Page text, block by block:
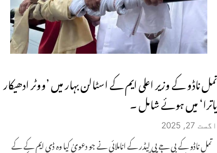
تمل ناڈو کے وزیر اعلی ایم کے اسٹالن بہار میں ’ووٹر ادھیکار
یاترا‘ میں ہوئے شامل ۔
اگست 27, 2025
تمل ناڈو کے بی جے پی لیڈر کے اناملائی نے جو دعویٰ کیا وہ ڈی ایم کے کے